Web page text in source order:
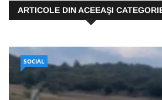
ARTICOLE DIN ACEEAŞI
SOCIAL